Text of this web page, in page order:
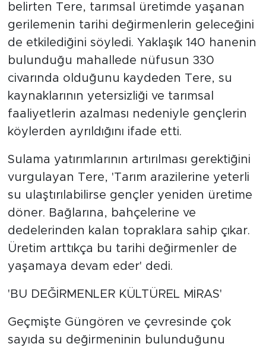
belirten Tere, tarımsal üretimde yaşanan
gerilemenin tarihi değirmenlerin geleceğini
de etkilediğini söyledi. Yaklaşık 140 hanenin
bulunduğu mahallede nüfusun 330
civarında olduğunu kaydeden Tere, su
kaynaklarının yetersizliği ve tarımsal
faaliyetlerin azalması nedeniyle gençlerin
köylerden ayrıldığını ifade etti.
Sulama yatırımlarının artırılması gerektiğini
vurgulayan Tere, 'Tarım arazilerine yeterli
su ulaştırılabilirse gençler yeniden üretime
döner. Bağlarına, bahçelerine ve
dedelerinden kalan topraklara sahip çıkar.
Üretim arttıkça bu tarihi değirmenler de
yaşamaya devam eder' dedi.
'BU DEĞİRMENLER KÜLTÜREL MİRAS'
Geçmişte Güngören ve çevresinde çok
sayıda su değirmeninin bulunduğunu